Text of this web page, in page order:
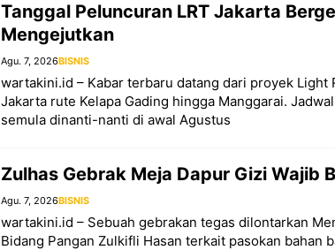
Tanggal Peluncuran LRT Jakarta
Mengejutkan
Agu. 7, 2026BISNIS
wartakini.id – Kabar terbaru datang dari proyek Light
Jakarta rute Kelapa Gading hingga Manggarai.
semula dinanti-nanti di awal Agustus
Zulhas Gebrak Meja Dapur Gizi Wajib
Agu. 7, 2026BISNIS
wartakini.id – Sebuah gebrakan tegas dilontarkan
Bidang Pangan Zulkifli Hasan terkait pasokan bahan